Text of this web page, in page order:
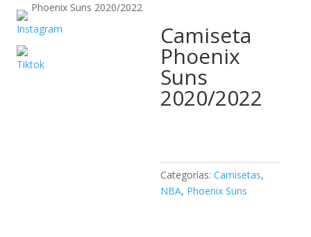
Phoenix Suns 2020/2022
Camiseta
Phoenix
Suns
2020/2022
Categorías:Camisetas,
NBA, Phoenix Suns